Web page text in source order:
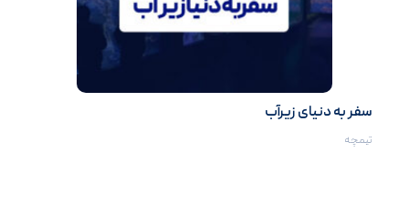
سفر به دنیای زیرآب
تیمچه